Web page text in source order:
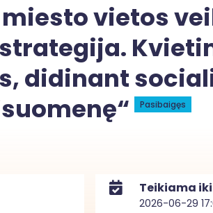
vietos
didinant
Pasibaigęs
Teikiama iki
2026-06-29